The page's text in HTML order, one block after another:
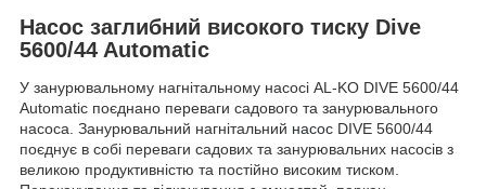
Насос заглибний високого тиску Dive
5600/44 Automatic
У занурювальному нагнітальному насосі AL-KO DIVE 5600/44
Automatic поєднано переваги садового та занурювального
насоса. Занурювальний нагнітальний насос DIVE 5600/44
поєднує в собі переваги садових та занурювальних насосів з
великою продуктивністю та постійно високим тиском.